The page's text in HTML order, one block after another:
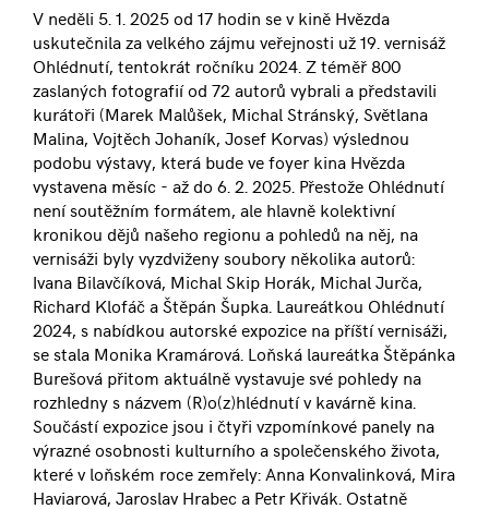
V neděli 5. 1. 2025 od 17 hodin se v kině Hvězda
uskutečnila za velkého zájmu veřejnosti už 19. vernisáž
Ohlédnutí, tentokrát ročníku 2024. Z téměř 800
zaslaných fotografií od 72 autorů vybrali a představili
kurátoři (Marek Malůšek, Michal Stránský, Světlana
Malina, Vojtěch Johaník, Josef Korvas) výslednou
podobu výstavy, která bude ve foyer kina Hvězda
vystavena měsíc - až do 6. 2. 2025. Přestože Ohlédnutí
není soutěžním formátem, ale hlavně kolektivní
kronikou dějů našeho regionu a pohledů na něj, na
vernisáži byly vyzdviženy soubory několika autorů:
Ivana Bilavčíková, Michal Skip Horák, Michal Jurča,
Richard Klofáč a Štěpán Šupka. Laureátkou Ohlédnutí
2024, s nabídkou autorské expozice na příští vernisáži,
se stala Monika Kramárová. Loňská laureátka Štěpánka
Burešová přitom aktuálně vystavuje své pohledy na
rozhledny s názvem (R)o(z)hlédnutí v kavárně kina.
Součástí expozice jsou i čtyři vzpomínkové panely na
výrazné osobnosti kulturního a společenského života,
které v loňském roce zemřely: Anna Konvalinková, Mira
Haviarová, Jaroslav Hrabec a Petr Křivák. Ostatně